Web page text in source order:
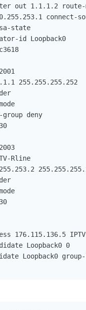
out 1.1.1.2 route-
connect-
state
id Loopback0
255.255.255.252
deny
Rline
176.115.136.5
Loopback0 0
Loopback0